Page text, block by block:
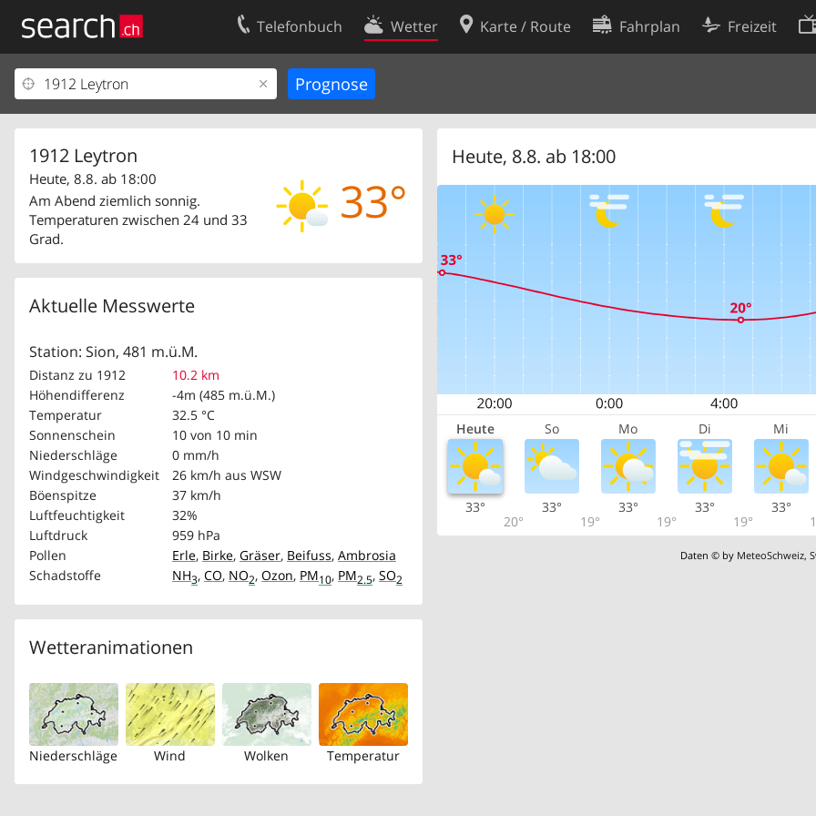
Telefonbuch Wetter Karte / Route Fahrplan Freizeit
1912 Leytron
33°
Heute, 8.8. ab 18:00
Am Abend ziemlich sonnig.
Temperaturen zwischen 24 und 33
Grad.
Aktuelle Messwerte
Station: Sion, 481 m.ü.M.
Distanz zu 1912
10.2 km
Höhendifferenz
-4m (485 m.ü.M.)
Temperatur
32.5 °C
Sonnenschein
10 von 10 min
Niederschläge
0 mm/h
Windgeschwindigkeit
26 km/h aus WSW
Böenspitze
37 km/h
Luftfeuchtigkeit
32%
Luftdruck
959 hPa
Pollen
Erle, Birke, Gräser, Beifuss, Ambrosia
Schadstoffe
NH3, CO, NO2, Ozon, PM10, PM2.5, SO2
Wetteranimationen
Niederschläge Wind Wolken Temperatur
Heute, 8.8. ab 18:00
Heute So Mo Di Mi
33°
20°
33°
19°
33°
19°
33°
19°
33°
Daten © by MeteoSchweiz,
Ihr Eintrag
Kundencenter Geschäftskunden
Kontakt
Nutzungsbedingungen
Cookie-Einstellungen